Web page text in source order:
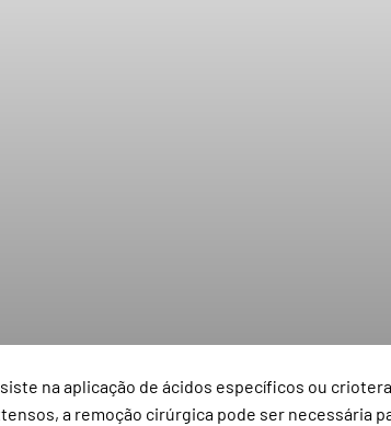
na aplicação de ácidos específicos ou
a remoção cirúrgica pode ser necessária